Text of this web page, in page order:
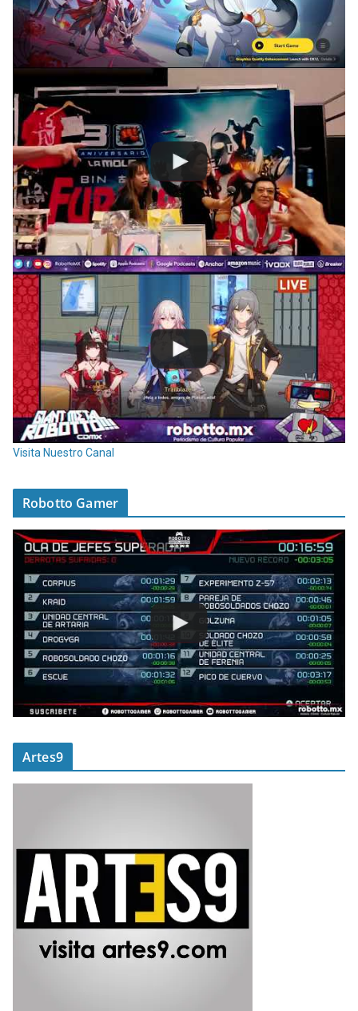
Visita Nuestro Canal
Robotto Gamer
Artes9